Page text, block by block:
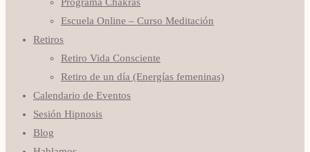
Programa Chakras
Escuela Online – Curso Meditación
Retiros
Retiro Vida Consciente
Retiro de un día (Energías femeninas)
Calendario de Eventos
Sesión Hipnosis
Blog